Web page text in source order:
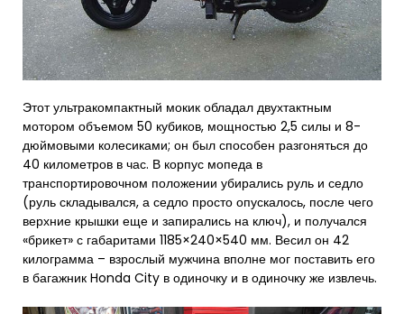
Этот ультракомпактный мокик обладал двухтактным
мотором объемом 50 кубиков, мощностью 2,5 силы и 8-
дюймовыми колесиками; он был способен разгоняться до
40 километров в час. В корпус мопеда в
транспортировочном положении убирались руль и седло
(руль складывался, а седло просто опускалось, после чего
верхние крышки еще и запирались на ключ), и получался
«брикет» с габаритами 1185×240×540 мм. Весил он 42
килограмма – взрослый мужчина вполне мог поставить его
в багажник Honda City в одиночку и в одиночку же извлечь.